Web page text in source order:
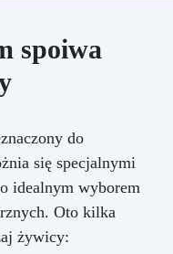
spoiwa
do
się specjalnymi
idealnym wyborem
Oto kilka
żywicy: